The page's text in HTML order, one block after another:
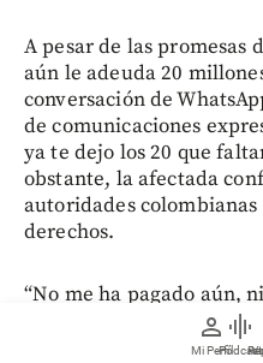
person
Mi Perfil
graphic_eq
Pódcast
A pesar de las promesas
aún le adeuda 20
conversación de
de comunicaciones
ya te dejo los 20 que
obstante, la afectada
autoridades
derechos.
“No me ha pagado aún,
El pasado 24 de febrero
declaré los hechos y